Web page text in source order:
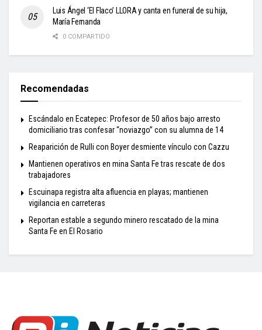
Luis Ángel ‘El Flaco’ LLORA y canta en funeral de su hija,
María Fernanda
0 COMPARTIDO
Recomendadas
Escándalo en Ecatepec: Profesor de 50 años bajo arresto
domiciliario tras confesar “noviazgo” con su alumna de 14
Reaparición de Rulli con Boyer desmiente vínculo con Cazzu
Mantienen operativos en mina Santa Fe tras rescate de dos
trabajadores
Escuinapa registra alta afluencia en playas; mantienen
vigilancia en carreteras
Reportan estable a segundo minero rescatado de la mina
Santa Fe en El Rosario